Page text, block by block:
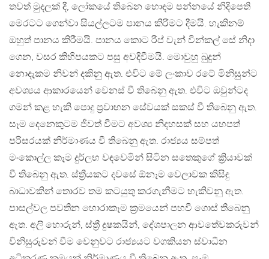
තවත් මුදලක් දී, ලෝකයේ තිබෙන හොඳම පන්නයේ නිදිපෙති
මෙරටට ගෙන්වා සියල්ලටම පානය කිරීමට දීමයි. හැකිනම්
ඔහුත් පානය කිරීමයි. පානය කොට රිප් වැන් වින්කල් සේ නිදා
ගෙන, වසර කිහිපයකට පසු අවදිවීමයි. මොවුහු බුදුන්
නොදැකම නිවන් දකිනු ඇත. එවිට මේ ලංකාව රටේ මිනිසුන්ට
අවශ්‍යය ආකාරයෙන් වෙනස් වී තිබෙනු ඇත. එවිට ඔවුන්ටද
ගමන් කළ හැකි පොදු ප්‍රවාහන සේවයක් සකස් වී තිබෙනු ඇත.
සෑම දෙනෙකුටම ජීවත් වීමට අවශ්‍ය නිදහසක් සහ යහපත්
පරිසරයක් නිර්මාණය වී තිබෙනු ඇත. රාජ්‍යය සම්පත්
මංකොල්ල කෑම දුර්ලභ වඳවෙමින් සිටින සතෙකුගේ ක්‍රියාවක්
වී තිබෙනු ඇත. ස්ත්‍රීයකට දවසේ ඕනෑම වෙලාවක කිසිඳු
බාධාවකින් තොරව තම කටයුතු කරගැනීමට හැකිවනු ඇත.
පාසල්වල පවතින හොරාකෑම ක්‍රමයෙන් පහවී ගොස් තිබෙනු
ඇත. අලි හොරුන්, ස්ත්‍රී දුෂකයින්, දේශපාලන ආවතේවකරුවන්
විනිසුරුවන් වීම වෙනුවට රාජ්‍යයට වගකියන ස්වාධීන